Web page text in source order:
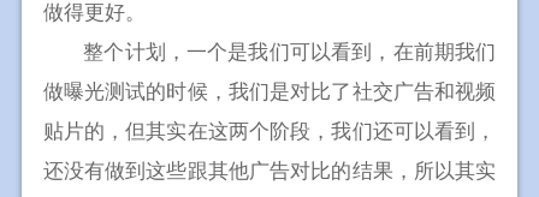
做得更好。
整个计划，一个是我们可以看到，在前期我们
做曝光测试的时候，我们是对比了社交广告和视频
贴片的，但其实在这两个阶段，我们还可以看到，
还没有做到这些跟其他广告对比的结果，所以其实